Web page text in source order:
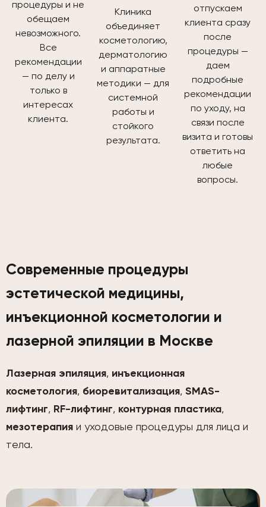
процедуры и не
обещаем
невозможного.
Все
рекомендации
— по делу и
только в
интересах
клиента.
Клиника
объединяет
косметологию,
дерматологию
и аппаратные
методики — для
системной
работы и
стойкого
результата.
отпускаем
клиента сразу
после
процедуры —
даем
подробные
рекомендации
по уходу, на
связи после
визита и готовы
ответить на
любые
вопросы.
Современные процедуры
эстетической медицины,
инъекционной косметологии и
лазерной эпиляции в Москве
Лазерная эпиляция, инъекционная
косметология, биоревитализация, SMAS-
лифтинг, RF-лифтинг, контурная пластика,
мезотерапия и уходовые процедуры для лица и
тела.